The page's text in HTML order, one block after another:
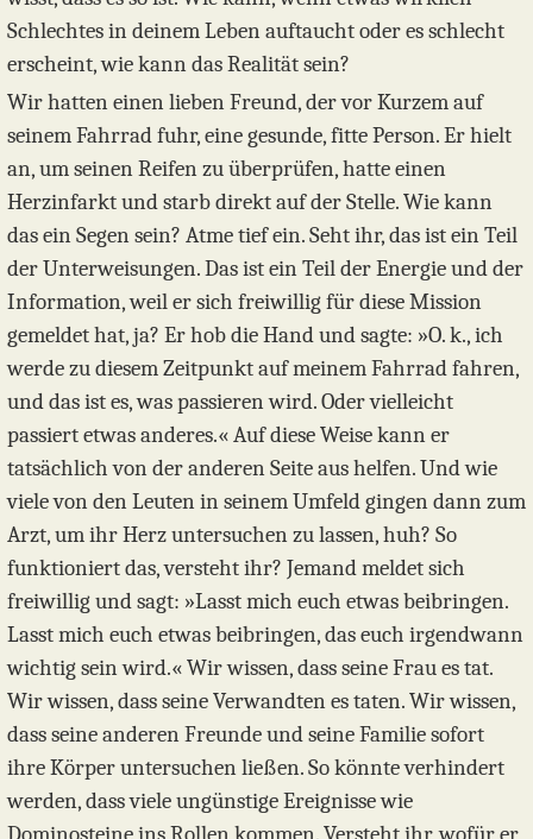
Schlechtes in deinem Leben auftaucht oder es schlecht
erscheint, wie kann das Realität sein?
Wir hatten einen lieben Freund, der vor Kurzem auf
seinem Fahrrad fuhr, eine gesunde, fitte Person. Er hielt
an, um seinen Reifen zu überprüfen, hatte einen
Herzinfarkt und starb direkt auf der Stelle. Wie kann
das ein Segen sein? Atme tief ein. Seht ihr, das ist ein Teil
der Unterweisungen. Das ist ein Teil der Energie und der
Information, weil er sich freiwillig für diese Mission
gemeldet hat, ja? Er hob die Hand und sagte: »O. k., ich
werde zu diesem Zeitpunkt auf meinem Fahrrad fahren,
und das ist es, was passieren wird. Oder vielleicht
passiert etwas anderes.« Auf diese Weise kann er
tatsächlich von der anderen Seite aus helfen. Und wie
viele von den Leuten in seinem Umfeld gingen dann zum
Arzt, um ihr Herz untersuchen zu lassen, huh? So
funktioniert das, versteht ihr? Jemand meldet sich
freiwillig und sagt: »Lasst mich euch etwas beibringen.
Lasst mich euch etwas beibringen, das euch irgendwann
wichtig sein wird.« Wir wissen, dass seine Frau es tat.
Wir wissen, dass seine Verwandten es taten. Wir wissen,
dass seine anderen Freunde und seine Familie sofort
ihre Körper untersuchen ließen. So könnte verhindert
werden, dass viele ungünstige Ereignisse wie